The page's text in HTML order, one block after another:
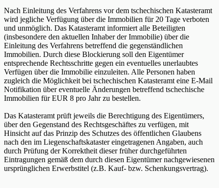
Nach Einleitung des Verfahrens vor dem tschechischen Katasteramt
wird jegliche Verfügung über die Immobilien für 20 Tage verboten
und unmöglich. Das Katasteramt informiert alle Beteiligten
(insbesondere den aktuellen Inhaber der Immobilie) über die
Einleitung des Verfahrens betreffend die gegenständlichen
Immobilien. Durch diese Blockierung soll den Eigentümer
entsprechende Rechtsschritte gegen ein eventuelles unerlaubtes
Verfügen über die Immobilie einzuleiten. Alle Personen haben
zugleich die Möglichkeit bei tschechischen Katasteramt eine E-Mail
Notifikation über eventuelle Änderungen betreffend tschechische
Immobilien für EUR 8 pro Jahr zu bestellen.
Das Katasteramt prüft jeweils die Berechtigung des Eigentümers,
über den Gegenstand des Rechtsgeschäftes zu verfügen, mit
Hinsicht auf das Prinzip des Schutzes des öffentlichen Glaubens
nach den im Liegenschaftskataster eingetragenen Angaben, auch
durch Prüfung der Korrektheit dieser früher durchgeführten
Eintragungen gemäß dem durch diesen Eigentümer nachgewiesenen
ursprünglichen Erwerbstitel (z.B. Kauf- bzw. Schenkungsvertrag).